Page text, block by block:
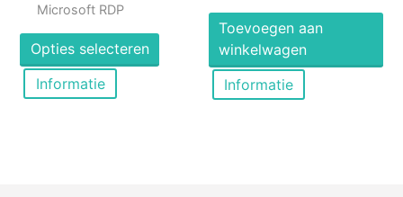
Microsoft RDP
Opties selecteren
Dit
heeft
meerdere
Informatie
Toevoegen aan
winkelwagen
Informatie